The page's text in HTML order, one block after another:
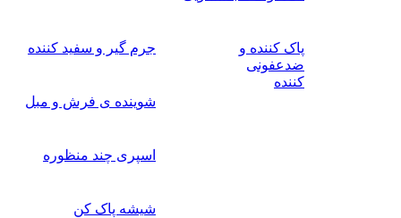
پاک کننده و
ضدعفونی
کننده
جرم گیر و سفید کننده
شوینده ی فرش و مبل
اسپری چند منظوره
شیشه پاک کن